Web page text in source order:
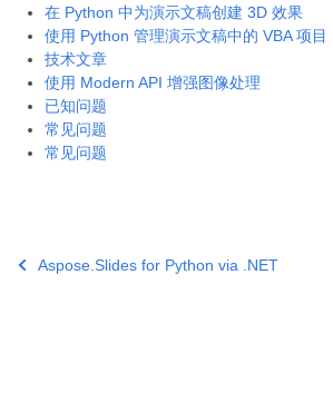
在 Python 中为演示文稿创建 3D 效果
使用 Python 管理演示文稿中的 VBA 项目
技术文章
使用 Modern API 增强图像处理
已知问题
常见问题
常见问题
Aspose.Slides for Python via .NET